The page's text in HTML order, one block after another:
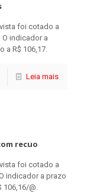
foi cotado a
O indicador a
a R$ 106,17.
Leia mais
recuo
foi cotado a
indicador a prazo
106,16/@.